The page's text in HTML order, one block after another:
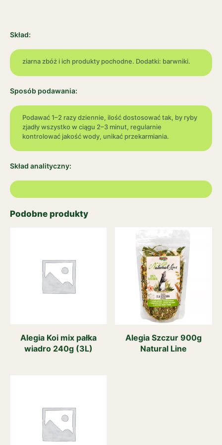
Skład:
ziarna zbóż i ich produkty pochodne. Dodatki: barwniki.
Sposób podawania:
Podawać 1–2 razy dziennie, ilość dostosować tak, by ryby
zjadły wszystko w ciągu 2–3 minut, regularnie
kontrolować jakość wody, unikać przekarmiania.
Skład analityczny:
Podobne produkty
Alegia Koi mix pałka
wiadro 240g (3L)
Alegia Szczur 900g
Natural Line